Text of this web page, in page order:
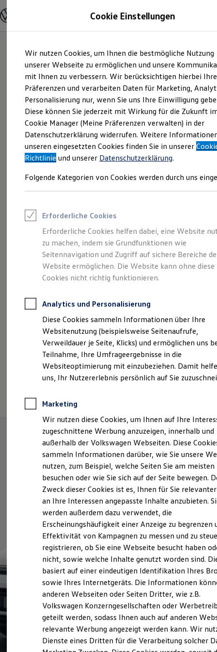
Hauptinhalt
springen
Footer
springen
Modelle und Konfigurator
Modelle vergleichen
Elektroautos
ENERGY Sondermodelle
Nutzfahrzeuge
SUV und CUV
Familienautos
Kombis
Kompaktwagen
Sportwagen
Schnell verfügbare Fahrzeuge
Angebote und Produkte
Aktuelle Angebote
E-Auto-Förderung
Volkswagen Marktplatz
Junge Gebrauchtwagen und Gebrauchtwagen
Saisonangebote
Leasing
Leasing-Angebote
Gebrauchtwagen Leasing
Junge Gebrauchtwagen-Leasing
Elektroauto Leasing
Kleinwagen-Leasing
Leasing ohne Anzahlung
Autokredit mit Schlussrate
Versicherungen und Garantien
Kfz-Versicherung
Restschuldversicherungen
Garantien
Wartungsverträge
Geschäftskunden
Professional Class bei Volkswagen
Großkunden
Behörden
Anpfiff zum Gewinn
Elektroautos
ID. Tutorials
Elektrofahrzeugkonzepte
Reichweite
Reichweite der ID. Modelle
Reichweite im Winter
Laden
Laden unterwegs
Laden Zuhause
Ladezeitensimulator
Batterie
Sicherheit
Garantie und Lebensdauer
Nachhaltigkeit
Technologie
Kosten und Kauf
Verbrauchskosten
Kaufoptionen
E-Auto-Förderung
Software und Konnektivität
Die ID. Software 6
ID. Software Versionen und Updates
Digitale Extras
Schnittstellen zu Ihrem ID.
Abenteuer Leben. Der
Tiguan.
Cookie Einstellungen
Wir nutzen Cookies, um Ihnen die bestmögliche Nutzung
unserer Webseite zu ermöglichen und unsere
mit Ihnen zu verbessern. Wir berücksichtigen hierbei Ihre
Präferenzen und verarbeiten Daten für Marketing,
Personalisierung nur, wenn Sie uns Ihre Einwilligung
Diese können Sie jederzeit mit Wirkung für die Zukunft
Cookie Manager (Meine Präferenzen verwalten) in der
Datenschutzerklärung widerrufen. Weitere
unseren eingesetzten Cookies finden Sie in unserer
Richtlinie und unserer Datenschutzerklärung.
Folgende Kategorien von Cookies werden durch uns
Erforderliche Cookies
Erforderliche Cookies helfen dabei, eine Website
zu machen, indem sie Grundfunktionen wie
Seitennavigation und Zugriff auf sichere Bereiche
Website ermöglichen. Die Website kann ohne diese
Cookies nicht richtig funktionieren.
Analytics und Personalisierung
Diese Cookies sammeln Informationen über Ihre
Websitenutzung (beispielsweise Seitenaufrufe,
Verweildauer je Seite, Klicks) und ermöglichen uns
Teilnahme, Ihre Umfrageergebnisse in die
Websiteoptimierung mit einzubeziehen. Damit
uns, Ihr Nutzererlebnis persönlich auf Sie
Marketing
Wir nutzen diese Cookies, um Ihnen auf Ihre
zugeschnittene Werbung anzuzeigen, innerhalb und
außerhalb der Volkswagen Webseiten. Diese
sammeln Informationen darüber, wie Sie unsere
nutzen, zum Beispiel, welche Seiten Sie am meisten
besuchen oder wie Sie sich auf der Seite bewegen.
Zweck dieser Cookies ist es, Ihnen für Sie
an Ihre Interessen angepasste Inhalte anzubieten.
werden außerdem dazu verwendet, die
Erscheinungshäufigkeit einer Anzeige zu begrenzen
Effektivität von Kampagnen zu messen und zu
registrieren, ob Sie eine Webseite besucht haben
nicht, sowie welche Inhalte genutzt worden sind.
basiert auf einer eindeutigen Identifikation Ihres
sowie Ihres Internetgeräts. Die Informationen
anderen Webseiten oder Seiten Dritter, wie z.B.
Volkswagen Konzerngesellschaften oder
geteilt werden, sodass Ihnen auch auf anderen
relevante Werbung angezeigt werden kann. Wir
Dienste eines Dritten für die Verarbeitung solcher